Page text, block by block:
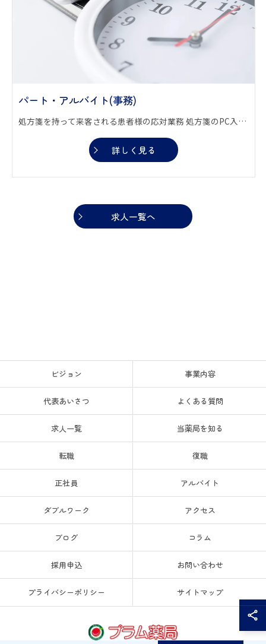
パート・アルバイト(事務)
処方箋を持って来客される患者様の応対業務 処方箋のPC入力、データ管理業務 会計業務、レセプト業務 薬剤師の補助業務 納品書、請求書などの書類関連業務 局内の清掃や消毒。 電話対応やその他の必要とする業務
詳しく見る
求人一覧へ
ビジョン 事業内容
代表あいさつ よくある質問
求人一覧 当薬局を知る
転職 復職
正社員 アルバイト
ダブルワーク アクセス
ブログ コラム
採用申込 お問い合わせ
プライバシーポリシー サイトマップ